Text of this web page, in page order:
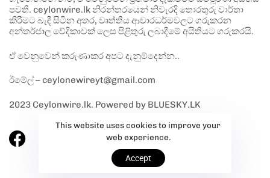
පවතී. ceylonwire.lk නිරන්තරයෙන් නිවැරදි තොරතුරු වාර්තා
කිරීමට බැඳී සිටින අතර, වෘත්තීය ආචාරධර්මවලට ගරුකරන
අන්තර්ජාල වේදිකාවක් ලෙස පිළිතුරු ලබාදීමේ අයිතියට ගරුකරයි.
ඒ වෙනුවෙන් කරුණාකර අපට දැනුම්දෙන්න..
ඊමේල් – ceylonewireyt@gmail.com
2023 Ceylonwire.lk. Powered by BLUESKY.LK
This website uses cookies to improve your
web experience.
Accept